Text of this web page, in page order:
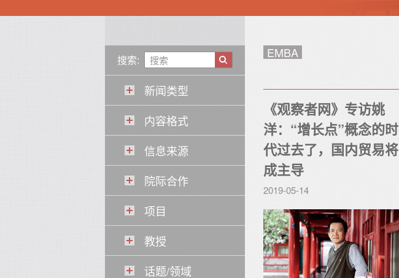
EMBA
《观察者网》专访姚
洋：“增长点”概念的时
代过去了，国内贸易将
成主导
2019-05-14
搜索:
新闻类型
内容格式
信息来源
院际合作
项目
教授
话题/领域